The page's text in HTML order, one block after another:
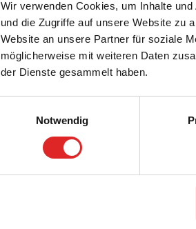
Wir verwenden Cookies, um Inhalte
und die Zugriffe auf unsere Website zu
Website an unsere Partner für soziale
möglicherweise mit weiteren Daten
der Dienste gesammelt haben.
Notwendig
mm, Folienstärke: 0,12 mm, 50
Vergleichen
Schaumfolienbeutel, (LxB):